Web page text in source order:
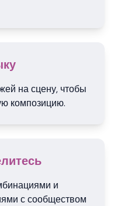
на сцену, чтобы
композицию.
и
с сообществом